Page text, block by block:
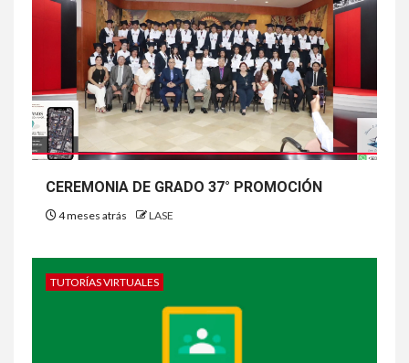
CEREMONIA DE GRADO 37° PROMOCIÓN
4 meses atrás LASE
TUTORÍAS VIRTUALES